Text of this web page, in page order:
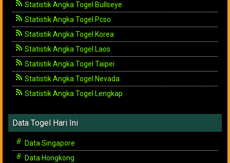
Statistik Angka Togel Bullseye
Statistik Angka Togel Pcso
Statistik Angka Togel Korea
Statistik Angka Togel Laos
Statistik Angka Togel Taipei
Statistik Angka Togel Nevada
Statistik Angka Togel Lengkap
Data Togel Hari Ini
Data Singapore
Data Hongkong